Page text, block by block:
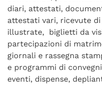
diari, attestati,
attestati vari, ricevute
illustrate, biglietti da
partecipazioni di
giornali e rassegna
e programmi di
eventi, dispense,